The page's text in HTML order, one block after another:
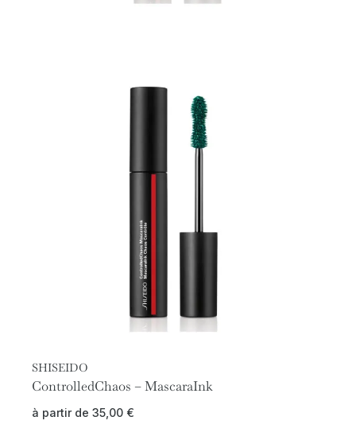
SHISEIDO
ControlledChaos – MascaraInk
à partir de 35,00 €